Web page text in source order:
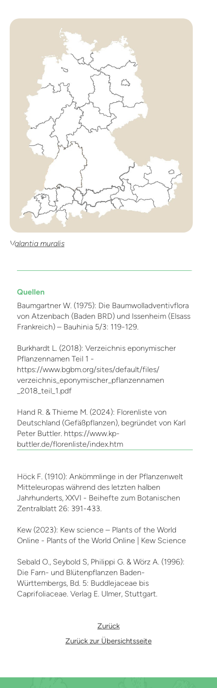
Valantia muralis
Quellen
Baumgartner W. (1975): Die Baumwolladventivflora
von Atzenbach (Baden BRD) und Issenheim (Elsass
Frankreich) – Bauhinia 5/3: 119-129.
Burkhardt L. (2018): Verzeichnis eponymischer
Pflanzennamen Teil 1 -
https://www.bgbm.org/sites/default/files/
verzeichnis_eponymischer_pflanzennamen
_2018_teil_1.pdf
Hand R. & Thieme M. (2024): Florenliste von
Deutschland (Gefäßpflanzen), begründet von Karl
Peter Buttler. https://www.kp-
buttler.de/florenliste/index.htm
Höck F. (1910): Ankömmlinge in der Pflanzenwelt
Mitteleuropas während des letzten halben
Jahrhunderts, XXVI - Beihefte zum Botanischen
Zentralblatt 26: 391-433.
Kew (2023): Kew science – Plants of the World
Online - Plants of the World Online | Kew Science
Sebald O., Seybold S, Philippi G. & Wörz A. (1996):
Die Farn- und Blütenpflanzen Baden-
Württembergs, Bd. 5: Buddlejaceae bis
Caprifoliaceae. Verlag E. Ulmer, Stuttgart.
Zurück
Zurück zur Übersichtsseite